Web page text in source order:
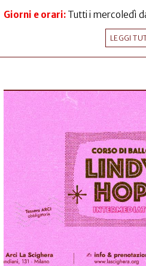
Giorni e orari: Tutti i mercoledì
LEGGI